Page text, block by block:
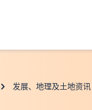
发展、地理及土地资讯